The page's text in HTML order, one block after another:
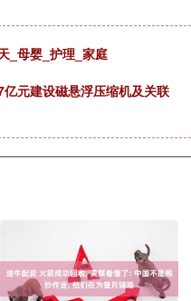
_母婴_护理_家庭
元建设磁悬浮压缩机及关联